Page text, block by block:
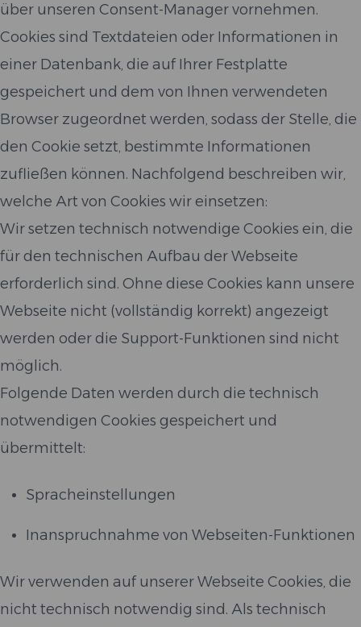
über unseren Consent-Manager vornehmen.
Cookies sind Textdateien oder Informationen in
einer Datenbank, die auf Ihrer Festplatte
gespeichert und dem von Ihnen verwendeten
Browser zugeordnet werden, sodass der Stelle, die
den Cookie setzt, bestimmte Informationen
zufließen können. Nachfolgend beschreiben wir,
welche Art von Cookies wir einsetzen:
Wir setzen technisch notwendige Cookies ein, die
für den technischen Aufbau der Webseite
erforderlich sind. Ohne diese Cookies kann unsere
Webseite nicht (vollständig korrekt) angezeigt
werden oder die Support-Funktionen sind nicht
möglich.
Folgende Daten werden durch die technisch
notwendigen Cookies gespeichert und
übermittelt:
Spracheinstellungen
Inanspruchnahme von Webseiten-Funktionen
Wir verwenden auf unserer Webseite Cookies, die
nicht technisch notwendig sind. Als technisch